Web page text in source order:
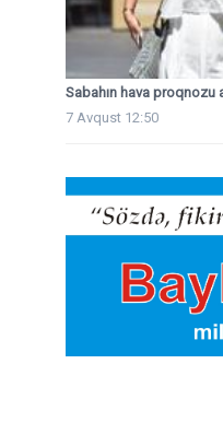
Sabahın hava proqnozu
7 Avqust 12:50